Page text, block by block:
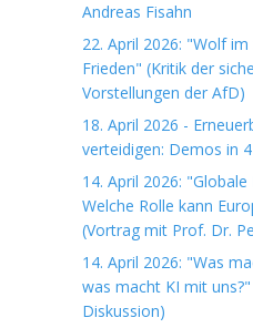
Andreas Fisahn
22. April 2026: "Wolf
Frieden" (Kritik der
Vorstellungen der AfD)
18. April 2026 -
verteidigen: Demos in
14. April 2026:
Welche Rolle kann
(Vortrag mit Prof. Dr.
14. April 2026: "Was
was macht KI mit
Diskussion)